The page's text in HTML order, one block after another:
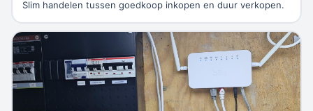
Slim handelen tussen goedkoop inkopen en duur verkopen.